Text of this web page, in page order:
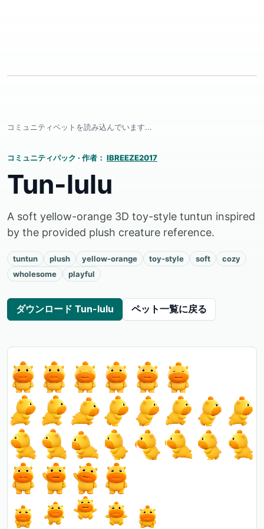
コミュニティペットを読み込んでいます...
コミュニティパック · 作者： IBREEZE2017
Tun-lulu
A soft yellow-orange 3D toy-style tuntun inspired
by the provided plush creature reference.
tuntun plush yellow-orange toy-style soft
cozy
wholesome
playful
ダウンロード Tun-lulu ペット一覧に戻る